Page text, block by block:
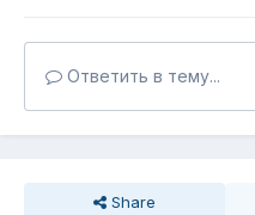
Ответить в тему...
Share